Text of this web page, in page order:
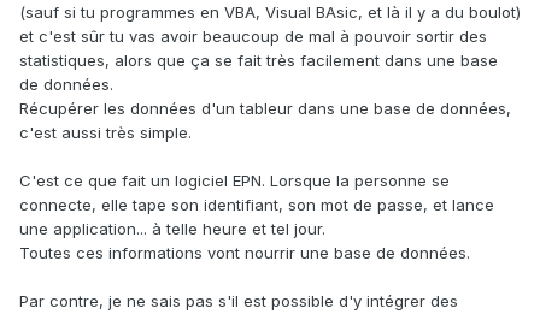
(sauf si tu programmes en VBA, Visual BAsic, et là il y a du boulot)
et c'est sûr tu vas avoir beaucoup de mal à pouvoir sortir des
statistiques, alors que ça se fait très facilement dans une base
de données.
Récupérer les données d'un tableur dans une base de données,
c'est aussi très simple.
C'est ce que fait un logiciel EPN. Lorsque la personne se
connecte, elle tape son identifiant, son mot de passe, et lance
une application... à telle heure et tel jour.
Toutes ces informations vont nourrir une base de données.
Par contre, je ne sais pas s'il est possible d'y intégrer des